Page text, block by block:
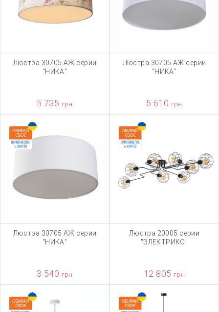
Люстра 30705 АЖ серии
"НИКА"
5 735 грн
Люстра 30705 АЖ серии
"НИКА"
5 610 грн
Люстра 30705 АЖ серии
"НИКА"
3 540 грн
Люстра 20005 серии
"ЭЛЕКТРИКО"
12 805 грн